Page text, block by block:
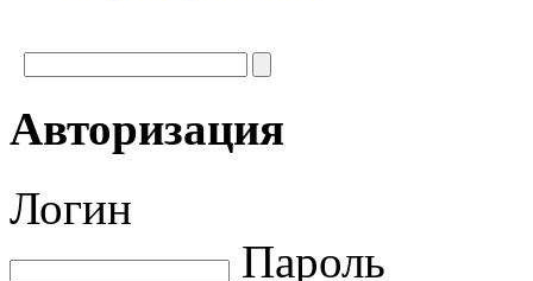
Авторизация
Логин
Пароль